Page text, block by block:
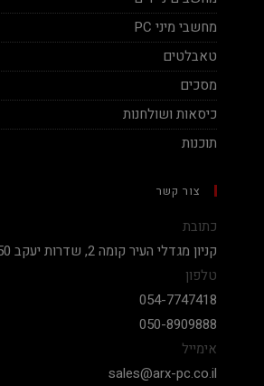
מחשבי מיני PC
טאבלטים
מסכים
כיסאות ושולחנות
תוכנות
צור קשר
כתובת
קניון מגדלי העיר קומה 2, שדרות יעקב 50, ראשון לציון.
טלפון
054-7747418
050-8909888
אימייל
sales@arx-pc.co.il